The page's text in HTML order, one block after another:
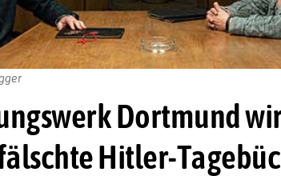
Dortmund
Hitler-